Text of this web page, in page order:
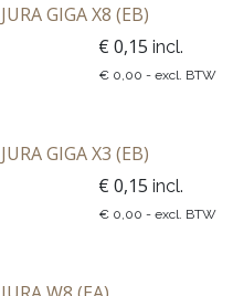
JURA GIGA X8 (EB)
€ 0,15 incl.
€ 0,00 - excl. BTW
JURA GIGA X3 (EB)
€ 0,15 incl.
€ 0,00 - excl. BTW